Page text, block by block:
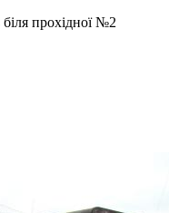
прохідної №2